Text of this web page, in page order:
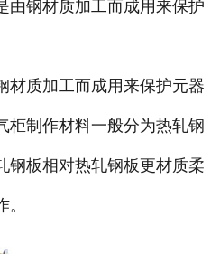
公司风采
联系我们
由钢材质加工而成用来保护
质加工而成用来保护元器
柜制作材料一般分为热轧钢
钢板相对热轧钢板更材质柔